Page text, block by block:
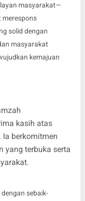
masyarakat—
merespons
solid dengan
masyarakat
kemajuan
kasih atas
Ia berkomitmen
yang terbuka serta
sebaik-